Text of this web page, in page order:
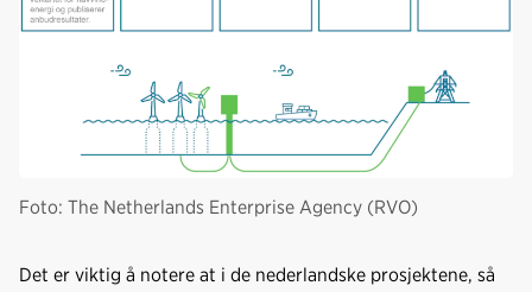
Foto: The Netherlands Enterprise Agency (RVO)
Det er viktig å notere at i de nederlandske prosjektene, så